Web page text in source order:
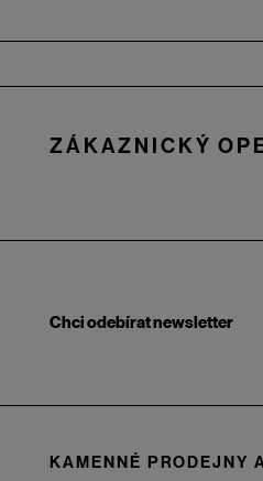
ZÁKAZNICKÝ
Chci odebírat newsletter
KAMENNÉ PRODEJNY